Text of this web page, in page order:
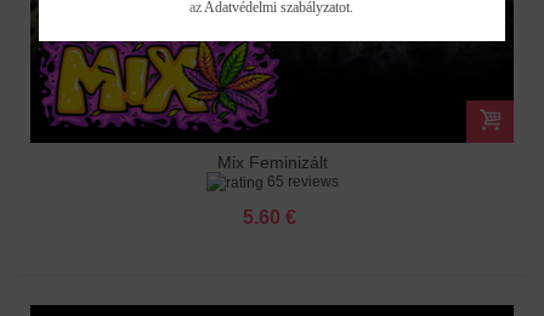
Mix Feminizált
65 reviews
5.60 €
azAdatvédelmi szabályzatot.